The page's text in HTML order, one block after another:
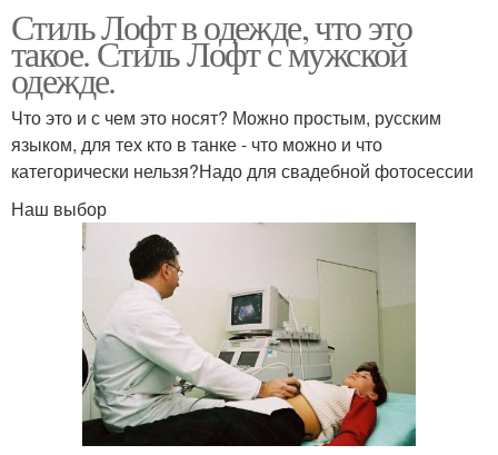
Стиль Лофт в одежде, что это
такое. Стиль Лофт с мужской
одежде.
Что это и с чем это носят? Можно простым, русским
языком, для тех кто в танке - что можно и что
категорически нельзя?Надо для свадебной фотосессии
Наш выбор